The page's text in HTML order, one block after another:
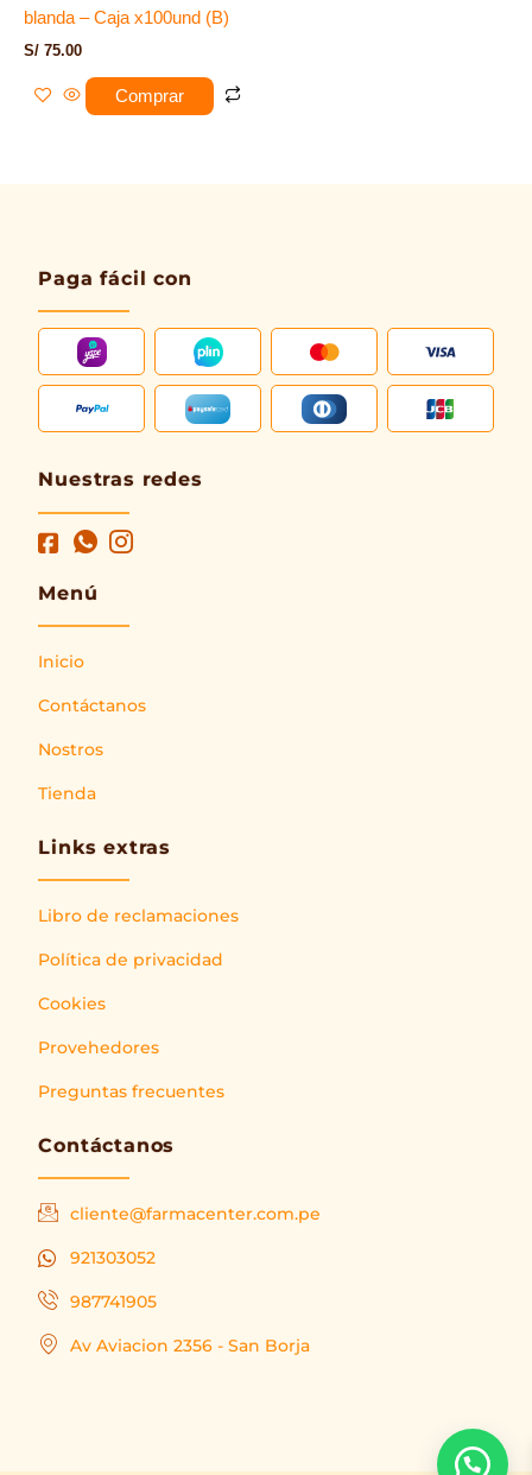
blanda – Caja x100und (B)
S/ 75.00
Comprar
Paga fácil con
Nuestras redes
Menú
Inicio
Contáctanos
Nostros
Tienda
Links extras
Libro de reclamaciones
Política de privacidad
Cookies
Provehedores
Preguntas frecuentes
Contáctanos
cliente@farmacenter.com.pe
921303052
987741905
Av Aviacion 2356 - San Borja